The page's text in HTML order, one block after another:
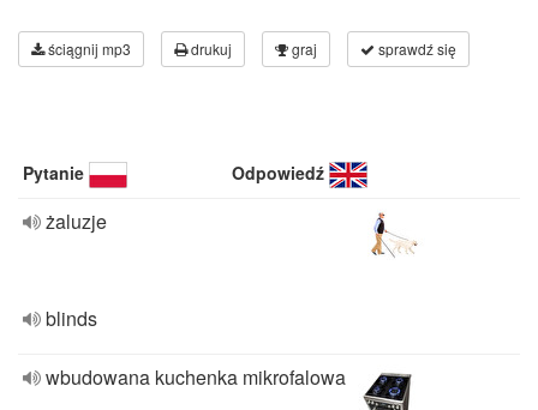
ściągnij mp3 drukuj graj sprawdź się
Pytanie Odpowiedź
żaluzje
blinds
wbudowana kuchenka mikrofalowa